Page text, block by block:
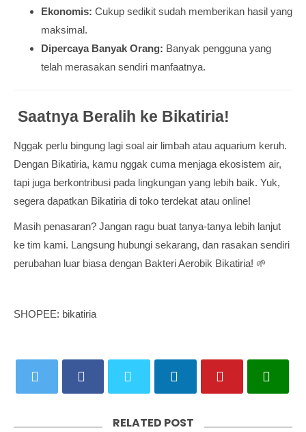
Ekonomis: Cukup sedikit sudah memberikan hasil yang
maksimal.
Dipercaya Banyak Orang: Banyak pengguna yang
telah merasakan sendiri manfaatnya.
Saatnya Beralih ke Bikatiria!
Nggak perlu bingung lagi soal air limbah atau aquarium keruh.
Dengan Bikatiria, kamu nggak cuma menjaga ekosistem air,
tapi juga berkontribusi pada lingkungan yang lebih baik. Yuk,
segera dapatkan Bikatiria di toko terdekat atau online!
Masih penasaran? Jangan ragu buat tanya-tanya lebih lanjut
ke tim kami. Langsung hubungi sekarang, dan rasakan sendiri
perubahan luar biasa dengan Bakteri Aerobik Bikatiria! 🌱
SHOPEE: bikatiria
RELATED POST